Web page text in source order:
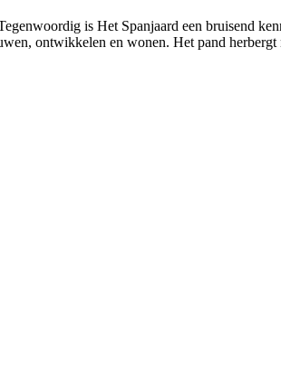
is Het Spanjaard een bruisend
ontwikkelen en wonen. Het pand